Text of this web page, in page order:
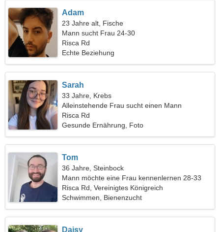
Adam
23 Jahre alt, Fische
Mann sucht Frau 24-30
Risca Rd
Echte Beziehung
Sarah
33 Jahre, Krebs
Alleinstehende Frau sucht einen Mann
Risca Rd
Gesunde Ernährung, Foto
Tom
36 Jahre, Steinbock
Mann möchte eine Frau kennenlernen 28-33
Risca Rd, Vereinigtes Königreich
Schwimmen, Bienenzucht
Daisy